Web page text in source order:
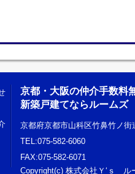
京都・大阪の仲介手数料
新築戸建てならルームズ
京都府京都市山科区竹鼻竹ノ街
TEL:075-582-6060
FAX:075-582-6071
Copyright(c) 株式会社Ｙ‘ｓ ル